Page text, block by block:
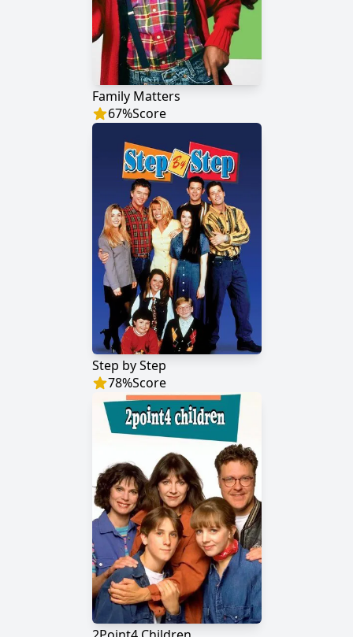
Family Matters
67%Score
Step by Step
78%Score